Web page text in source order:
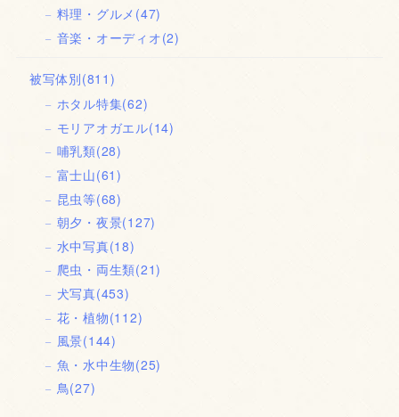
料理・グルメ (47)
音楽・オーディオ(2)
被写体別(811)
ホタル特集(62)
モリアオガエル(14)
哺乳類(28)
富士山(61)
昆虫等(68)
朝夕・夜景(127)
水中写真(18)
爬虫・両生類(21)
犬写真(453)
花・植物(112)
風景(144)
魚・水中生物(25)
鳥(27)